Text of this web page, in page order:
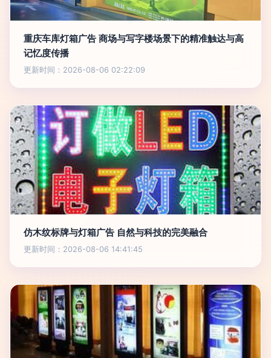
重庆车库灯箱广告 商场与写字楼场景下的精准触达与高
记忆度传播
更新时间：2026-08-06 02:22:09
仿木纹标牌与灯箱广告 自然与科技的完美融合
更新时间：2026-08-06 14:41:45